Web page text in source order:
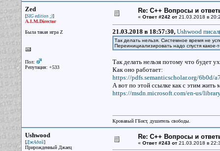
Zed
[SIG edition ;)]
A.I.M.Director
Была такая игра Z
Пол:
Репутация: +533
Re: С++ Вопросы и
« Ответ #242 от21.03.2018 в
21.03.2018 в 18:57:30, Ushwood
Так делать нельзя. Системное время не
Переинициализировать надо спустя какое-
Так делать нельзя потому что будет
Как оно работает:
https://pdfs.semanticscholar.org/6b0d/
А вот по этой ссылке как с этим
https://msdn.microsoft.com/en-us/
Кровавый ГБист, душитель свободы.
Ushwood
[ДжАдай]
Прирожденный Джаец
Re: С++ Вопросы и
« Ответ #243 от21.03.2018 в